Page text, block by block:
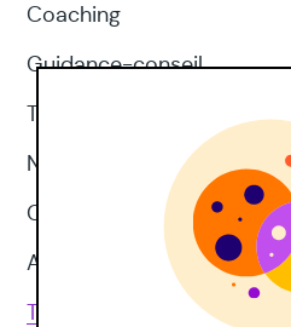
Coaching
Guidance-conseil
Thérapie d'acceptation et
Neuropsychologie
CNV
Approches corporelles
Toutes les techniques